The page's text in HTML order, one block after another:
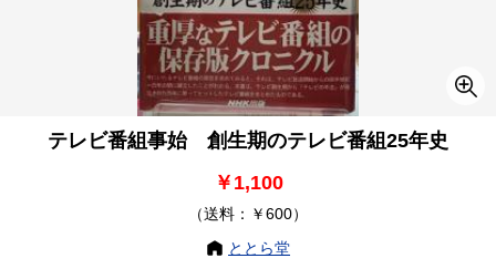
テレビ番組事始 創生期のテレビ番組25年史
￥1,100
（送料：￥600）
ととら堂